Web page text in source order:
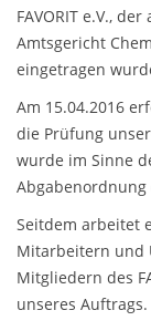
FAVORIT e.V.,
Amtsgericht
eingetragen
Am 15.04.2016
die Prüfung
wurde im Sinne
Abgabenordnung
Seitdem arbeitet
Mitarbeitern und
Mitgliedern des
unseres Auftrags.